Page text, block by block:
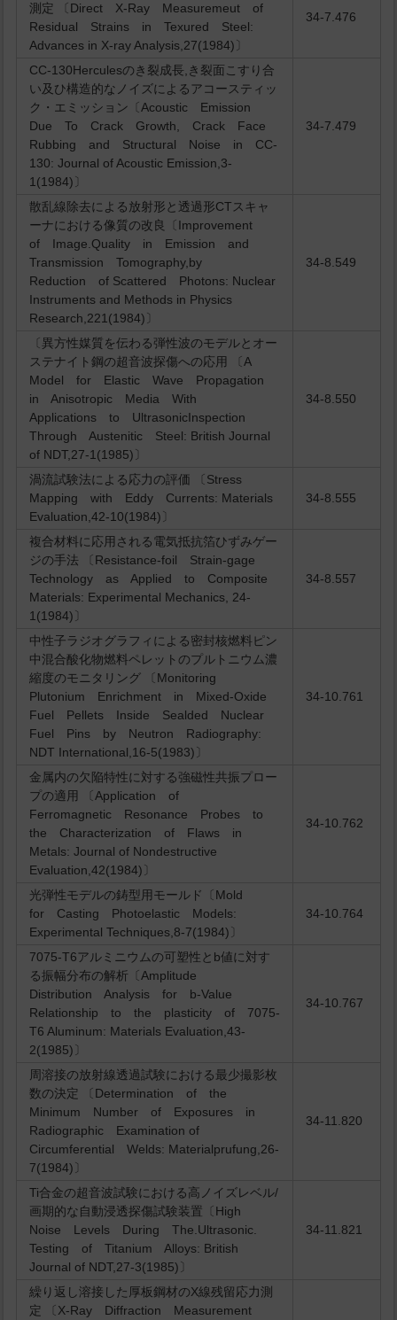
測定 〔Direct X-Ray Measuremeut of
Residual Strains in Texured Steel:
Advances in X-ray Analysis,27(1984)〕
34-7.476
CC-130Herculesのき裂成長,き裂面こすり合
い及ひ構造的なノイズによるアコースティッ
ク・エミッション〔Acoustic Emission
Due To Crack Growth, Crack Face
Rubbing and Structural Noise in CC-
130: Journal of Acoustic Emission,3-
1(1984)〕
34-7.479
散乱線除去による放射形と透過形CTスキャ
ーナにおける像質の改良〔Improvement
of Image.Quality in Emission and
Transmission Tomography,by
Reduction of Scattered Photons: Nuclear
Instruments and Methods in Physics
Research,221(1984)〕
34-8.549
〔異方性媒質を伝わる弾性波のモデルとオー
ステナイト鋼の超音波探傷への応用 〔A
Model for Elastic Wave Propagation
in Anisotropic Media With
Applications to UltrasonicInspection
Through Austenitic Steel: British Journal
of NDT,27-1(1985)〕
34-8.550
渦流試験法による応力の評価 〔Stress
Mapping with Eddy Currents: Materials
Evaluation,42-10(1984)〕
34-8.555
複合材料に応用される電気抵抗箔ひずみゲー
ジの手法 〔Resistance-foil Strain-gage
Technology as Applied to Composite
Materials: Experimental Mechanics, 24-
1(1984)〕
34-8.557
中性子ラジオグラフィによる密封核燃料ピン
中混合酸化物燃料ペレットのプルトニウム濃
縮度のモニタリング 〔Monitoring
Plutonium Enrichment in Mixed-Oxide
Fuel Pellets Inside Sealded Nuclear
Fuel Pins by Neutron Radiography:
NDT International,16-5(1983)〕
34-10.761
金属内の欠陥特性に対する強磁性共振プロー
プの適用 〔Application of
Ferromagnetic Resonance Probes to
the Characterization of Flaws in
Metals: Journal of Nondestructive
Evaluation,42(1984)〕
34-10.762
光弾性モデルの鋳型用モールド〔Mold
for Casting Photoelastic Models:
Experimental Techniques,8-7(1984)〕
34-10.764
7075-T6アルミニウムの可塑性とb値に対す
る振幅分布の解析〔Amplitude
Distribution Analysis for b-Value
Relationship to the plasticity of 7075-
T6 Aluminum: Materials Evaluation,43-
2(1985)〕
34-10.767
周溶接の放射線透過試験における最少撮影枚
数の決定 〔Determination of the
Minimum Number of Exposures in
Radiographic Examination of
Circumferential Welds: Materialprufung,26-
7(1984)〕
34-11.820
Ti合金の超音波試験における高ノイズレベル/
画期的な自動浸透探傷試験装置〔High
Noise Levels During The.Ultrasonic.
Testing of Titanium Alloys: British
Journal of NDT,27-3(1985)〕
34-11.821
繰り返し溶接した厚板鋼材のX線残留応力測
定 〔X-Ray Diffraction Measurement